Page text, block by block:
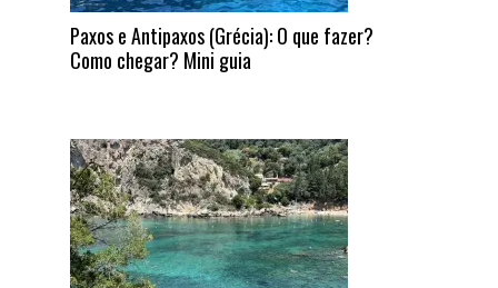
Paxos e Antipaxos (Grécia): O que fazer?
Como chegar? Mini guia